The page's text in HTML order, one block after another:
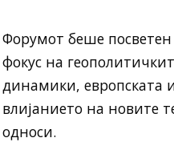
Форумот беше
фокус на
динамики, европската
влијанието на новите
односи.